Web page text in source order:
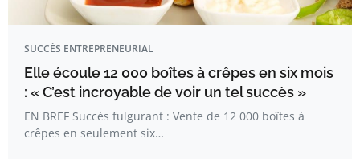
SUCCÈS ENTREPRENEURIAL
Elle écoule 12 000 boîtes à crêpes en six mois
: « C’est incroyable de voir un tel succès »
EN BREF Succès fulgurant : Vente de 12 000 boîtes à
crêpes en seulement six…